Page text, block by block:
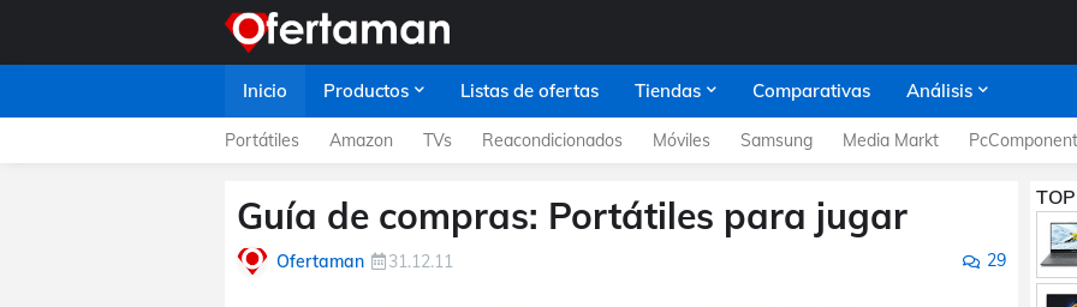
Inicio Productos Listas de ofertas Tiendas Comparativas Análisis
Portátiles Amazon TVs Reacondicionados Móviles Samsung Media Markt
Guía de compras: Portátiles para jugar
Ofertaman 31.12.11 29